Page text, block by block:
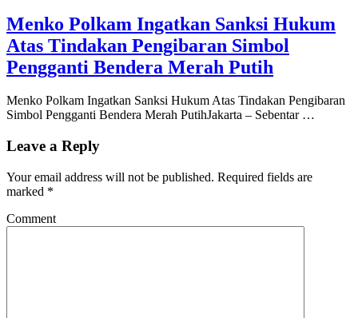
Menko Polkam Ingatkan Sanksi Hukum
Atas Tindakan Pengibaran Simbol
Pengganti Bendera Merah Putih
Menko Polkam Ingatkan Sanksi Hukum Atas Tindakan Pengibaran
Simbol Pengganti Bendera Merah PutihJakarta – Sebentar …
Leave a Reply
Your email address will not be published. Required fields are
marked *
Comment